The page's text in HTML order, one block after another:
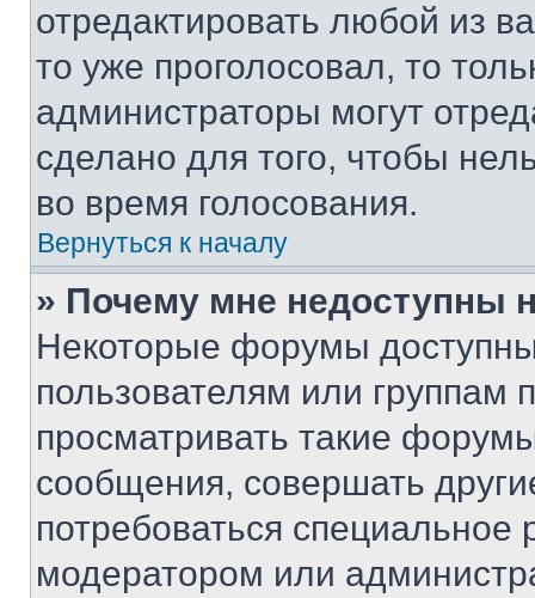
отредактировать любой из
то уже проголосовал, то
администраторы могут
сделано для того, чтобы
во время голосования.
Вернуться к началу
» Почему мне недоступны
Некоторые форумы
пользователям или группам
просматривать такие
сообщения, совершать
потребоваться
модератором или